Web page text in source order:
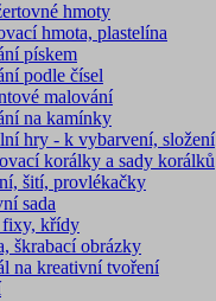
hmoty
hmota, plastelína
pískem
podle čísel
malování
na kamínky
hry - k vybarvení, složení
korálky a sady korálků
šití, provlékačky
sada
křídy
škrabací obrázky
na kreativní tvoření